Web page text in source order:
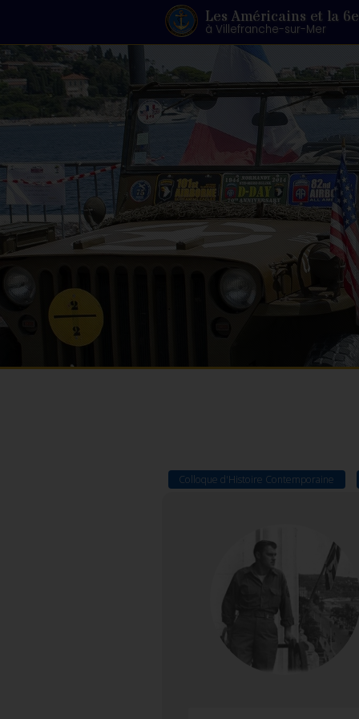
Les Américains et la
à Villefranche-sur-Mer
Colloque d'Histoire Contemporaine